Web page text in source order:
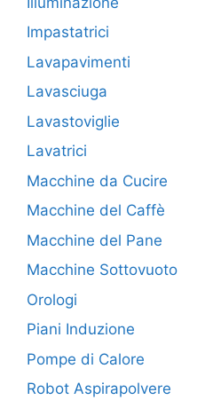
Impastatrici
Lavapavimenti
Lavasciuga
Lavastoviglie
Lavatrici
Macchine da Cucire
Macchine del Caffè
Macchine del Pane
Macchine Sottovuoto
Orologi
Piani Induzione
Pompe di Calore
Robot Aspirapolvere